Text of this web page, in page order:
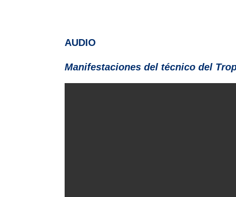
AUDIO
Manifestaciones del técnico del